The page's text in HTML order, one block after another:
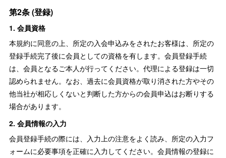
第2条 (登録)
1. 会員資格
本規約に同意の上、所定の入会申込みをされたお客様は、所定の
登録手続完了後に会員としての資格を有します。会員登録手続
は、会員となるご本人が行ってください。代理による登録は一切
認められません。なお、過去に会員資格が取り消された方やその
他当社が相応しくないと判断した方からの会員申込はお断りする
場合があります。
2. 会員情報の入力
会員登録手続の際には、入力上の注意をよく読み、所定の入力フ
ォームに必要事項を正確に入力してください。会員情報の登録に